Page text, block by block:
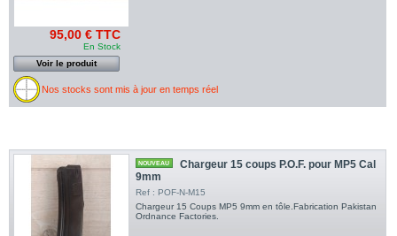
95,00 € TTC
En Stock
Voir le produit
Nos stocks sont mis à jour en temps réel
NOUVEAU
Chargeur 15 coups P.O.F. pour MP5 Cal
9mm
Ref : POF-N-M15
Chargeur 15 Coups MP5 9mm en tôle.Fabrication Pakistan
Ordnance Factories.